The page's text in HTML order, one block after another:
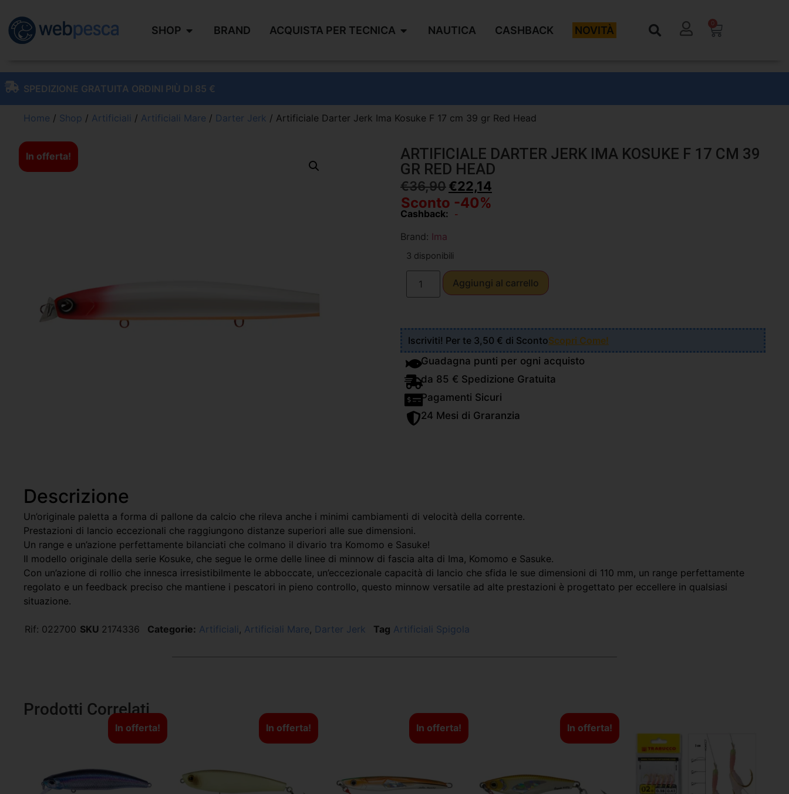
SHOP BRAND ACQUISTA PER TECNICA NAUTICA CASHBACK NOVITÀ
0
SPEDIZIONE GRATUITA ORDINI PIÙ DI 85 €
Home / Shop / Artificiali / Artificiali Mare / Darter Jerk / Artificiale Darter Jerk Ima Kosuke F 17 cm 39 gr Red Head
In offerta!
ARTIFICIALE DARTER JERK IMA KOSUKE F 17 CM 39
GR RED HEAD
€36,90€22,14
Sconto -40%
Cashback: -
Brand: Ima
3 disponibili
Aggiungi al carrello
Iscriviti! Per te 3,50 € di ScontoScopri Come!
Guadagna punti per ogni acquisto
da 85 € Spedizione Gratuita
Pagamenti Sicuri
24 Mesi di Graranzia
Descrizione
Un’originale paletta a forma di pallone da calcio che rileva anche i minimi cambiamenti di velocità della corrente.
Prestazioni di lancio eccezionali che raggiungono distanze superiori alle sue dimensioni.
Un range e un’azione perfettamente bilanciati che colmano il divario tra Komomo e Sasuke!
Il modello originale della serie Kosuke, che segue le orme delle linee di minnow di fascia alta di Ima, Komomo e Sasuke.
Con un’azione di rollio che innesca irresistibilmente le abboccate, un’eccezionale capacità di lancio che sfida le sue dimensioni di 110 mm, un range perfettamente
regolato e un feedback preciso che mantiene i pescatori in pieno controllo, questo minnow versatile ad alte prestazioni è progettato per eccellere in qualsiasi
situazione.
Rif: 022700 SKU 2174336 Categorie: Artificiali , Artificiali Mare, Darter Jerk Tag Artificiali Spigola
Prodotti Correlati
In offerta! In offerta! In offerta! In offerta!